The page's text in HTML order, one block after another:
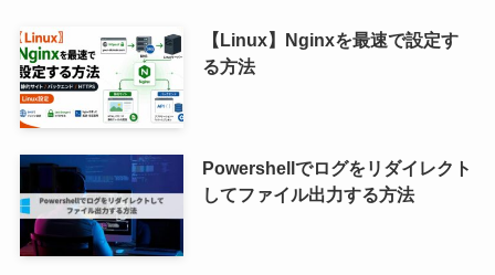
【Linux】Nginxを最速で設定す
る方法
Powershellでログをリダイレクト
してファイル出力する方法